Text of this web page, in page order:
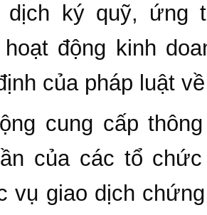
dịch ký quỹ, ứng
hoạt động kinh
của pháp luật
cung cấp
của các tổ
vụ giao dịch